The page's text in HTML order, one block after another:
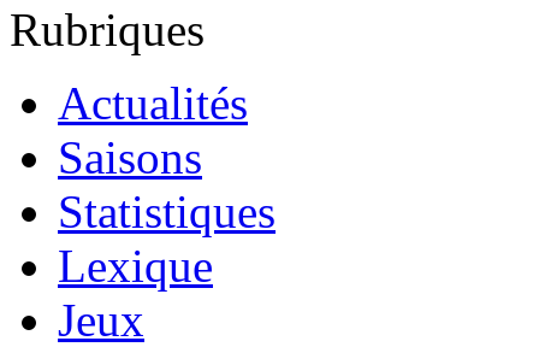
Rubriques
Actualités
Saisons
Statistiques
Lexique
Jeux